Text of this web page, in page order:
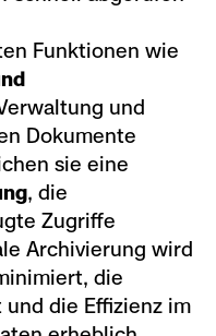
Funktionen wie
und
Dokumente
sie eine
, die
Zugriffe
Archivierung wird
die
die Effizienz im